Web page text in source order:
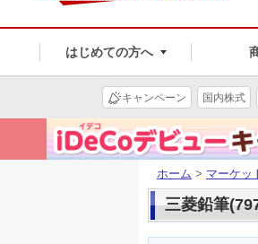
はじめての方へ
キャンペーン 国内株式
ホーム > マーケッ
三菱鉛筆